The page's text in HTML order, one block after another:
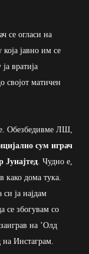
се огласи на
јавно им се
вратија
својот матичен
Обезбедивме ЛШ,
сум играч
. Чудно е,
како дома тука.
ја најдам
се збогувам со
на ’Олд
Инстаграм.